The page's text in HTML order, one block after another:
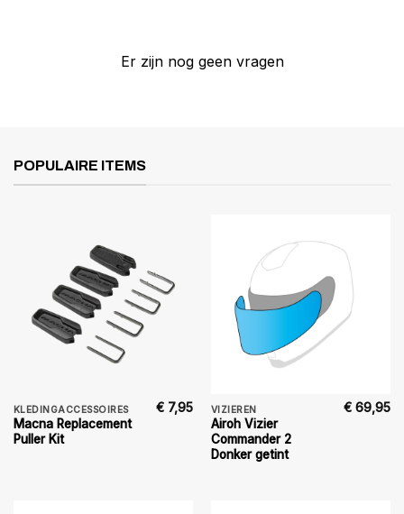
Er zijn nog geen vragen
POPULAIRE ITEMS
KLEDINGACCESSOIRES
Macna Replacement
Puller Kit
€ 7,95 VIZIEREN
Airoh Vizier
Commander 2
Donker getint
€ 69,95